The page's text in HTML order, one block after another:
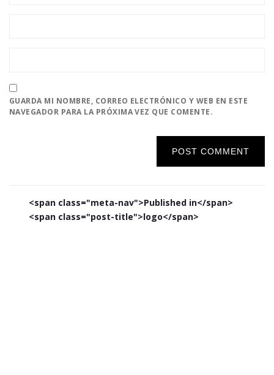
GUARDA MI NOMBRE, CORREO ELECTRÓNICO Y WEB EN ESTE
NAVEGADOR PARA LA PRÓXIMA VEZ QUE COMENTE.
Navegación
de<span class="meta-nav">Published in</span>
<span class="post-title">logo</span>